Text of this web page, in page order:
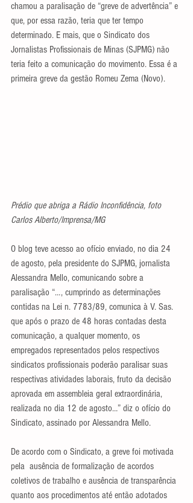
chamou a paralisação de “greve de advertência” e
que, por essa razão, teria que ter tempo
determinado. E mais, que o Sindicato dos
Jornalistas Profissionais de Minas (SJPMG) não
teria feito a comunicação do movimento. Essa é a
primeira greve da gestão Romeu Zema (Novo).
Prédio que abriga a Rádio Inconfidência, foto
Carlos Alberto/Imprensa/MG
O blog teve acesso ao ofício enviado, no dia 24
de agosto, pela presidente do SJPMG, jornalista
Alessandra Mello, comunicando sobre a
paralisação “…, cumprindo as determinações
contidas na Lei n. 7783/89, comunica à V. Sas.
que após o prazo de 48 horas contadas desta
comunicação, a qualquer momento, os
empregados representados pelos respectivos
sindicatos profissionais poderão paralisar suas
respectivas atividades laborais, fruto da decisão
aprovada em assembleia geral extraordinária,
realizada no dia 12 de agosto…” diz o ofício do
Sindicato, assinado por Alessandra Mello.
De acordo com o Sindicato, a greve foi motivada
pela  ausência de formalização de acordos
coletivos de trabalho e ausência de transparência
quanto aos procedimentos até então adotados